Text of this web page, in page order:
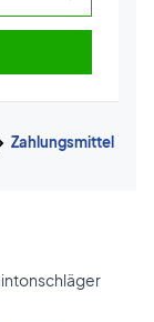
Zahlungsmittel